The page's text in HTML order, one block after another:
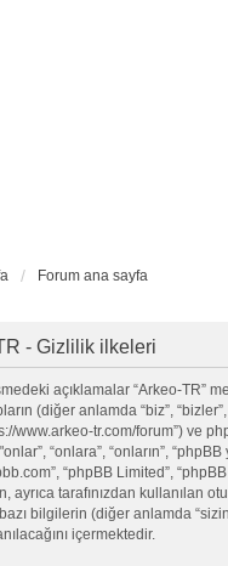
Forum ana sayfa
- Gizlilik ilkeleri
açıklamalar “Arkeo-TR”
(diğer anlamda “biz”,
www.arkeo-tr.com/forum”) ve
“onlara”, “onların”, “phpBB
“phpBB Limited”, “phpBB
ayrıca tarafınızdan kullanılan
bilgilerin (diğer anlamda
içermektedir.